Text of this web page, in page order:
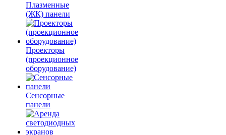
Плазменные
(ЖК) панели
Проекторы
(проекционное
оборудование)
Сенсорные
панели